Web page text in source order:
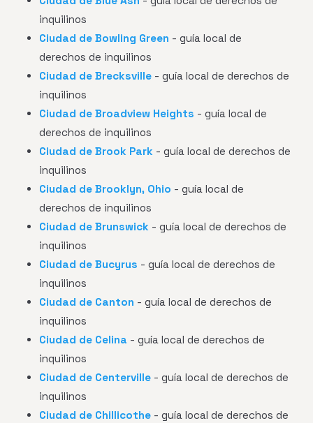
inquilinos
Ciudad de Bowling Green - guía local de
derechos de inquilinos
Ciudad de Brecksville - guía local de derechos de
inquilinos
Ciudad de Broadview Heights - guía local de
derechos de inquilinos
Ciudad de Brook Park - guía local de derechos de
inquilinos
Ciudad de Brooklyn, Ohio - guía local de
derechos de inquilinos
Ciudad de Brunswick - guía local de derechos de
inquilinos
Ciudad de Bucyrus - guía local de derechos de
inquilinos
Ciudad de Canton - guía local de derechos de
inquilinos
Ciudad de Celina - guía local de derechos de
inquilinos
Ciudad de Centerville - guía local de derechos de
inquilinos
Ciudad de Chillicothe - guía local de derechos de